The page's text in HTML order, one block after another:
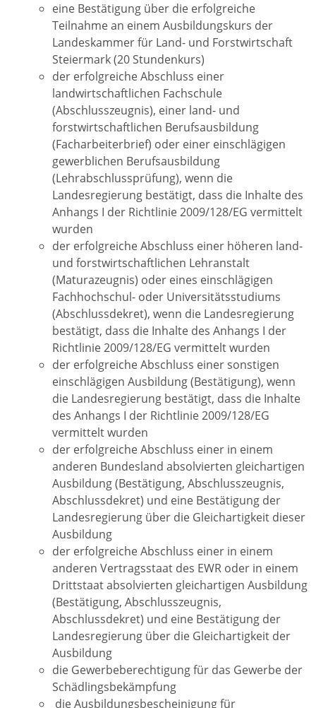
eine Bestätigung über die erfolgreiche
Teilnahme an einem Ausbildungskurs der
Landeskammer für Land- und Forstwirtschaft
Steiermark (20 Stundenkurs)
der erfolgreiche Abschluss einer
landwirtschaftlichen Fachschule
(Abschlusszeugnis), einer land- und
forstwirtschaftlichen Berufsausbildung
(Facharbeiterbrief) oder einer einschlägigen
gewerblichen Berufsausbildung
(Lehrabschlussprüfung), wenn die
Landesregierung bestätigt, dass die Inhalte des
Anhangs I der Richtlinie 2009/128/EG vermittelt
wurden
der erfolgreiche Abschluss einer höheren land-
und forstwirtschaftlichen Lehranstalt
(Maturazeugnis) oder eines einschlägigen
Fachhochschul- oder Universitätsstudiums
(Abschlussdekret), wenn die Landesregierung
bestätigt, dass die Inhalte des Anhangs I der
Richtlinie 2009/128/EG vermittelt wurden
der erfolgreiche Abschluss einer sonstigen
einschlägigen Ausbildung (Bestätigung), wenn
die Landesregierung bestätigt, dass die Inhalte
des Anhangs I der Richtlinie 2009/128/EG
vermittelt wurden
der erfolgreiche Abschluss einer in einem
anderen Bundesland absolvierten gleichartigen
Ausbildung (Bestätigung, Abschlusszeugnis,
Abschlussdekret) und eine Bestätigung der
Landesregierung über die Gleichartigkeit dieser
Ausbildung
der erfolgreiche Abschluss einer in einem
anderen Vertragsstaat des EWR oder in einem
Drittstaat absolvierten gleichartigen Ausbildung
(Bestätigung, Abschlusszeugnis,
Abschlussdekret) und eine Bestätigung der
Landesregierung über die Gleichartigkeit der
Ausbildung
die Gewerbeberechtigung für das Gewerbe der
Schädlingsbekämpfung
die Ausbildungsbescheinigung für